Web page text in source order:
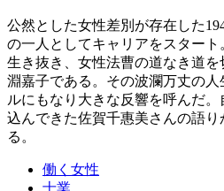
公然とした女性差別が存在した
の一人としてキャリアをスター
生き抜き、女性法曹の道なき道
淵嘉子である。その波瀾万丈の
ルにもなり大きな反響を呼んだ
込んできた佐賀千惠美さんの語
る。
働く女性
士業